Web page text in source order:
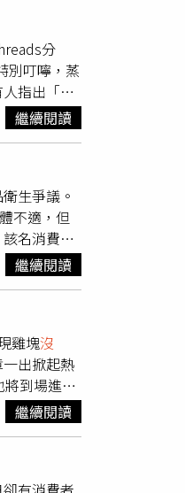
功識破節
覺得自己
」木木則
闆娘說：
分
別叮嚀，蒸
指出「發
話多，發
候，如果
時候一掀
，有一次
沒熟」。
若家中有
品表面平
利的話，
族群亦將
繼續閱讀
生爭議。
不適，但
名消費者
，相關貼
裡有蝸
」。店
挑菜時未
地瓜葉較
的地瓜葉
程，要求
違反食品
。
繼續閱讀
雞塊沒
出掀起熱
到場進行
色，而他也
，都生
會寄優惠
、「這是
繼續閱讀